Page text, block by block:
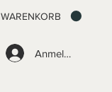
Anmelden
WARENKORB